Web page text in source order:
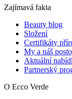
Zajímavá fakta
Beauty blog
Složení
Certifikáty
My a náš
Aktuální
Partnerský
O Ecco Verde